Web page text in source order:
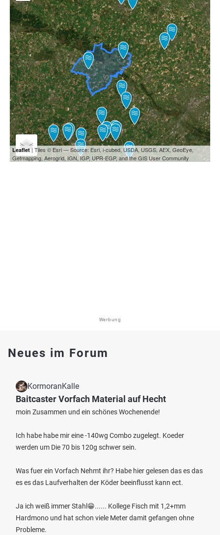
Leaflet| Tiles © Esri — Source: Esri, i-cubed, USDA, USGS, AEX, GeoEye,
Getmapping, Aerogrid, IGN, IGP, UPR-EGP, and the GIS User Community
Werbung
Neues im Forum
KormoranKalle
Baitcaster Vorfach Material auf Hecht
moin Zusammen und ein schönes Wochenende!
Ich habe habe mir eine -140wg Combo zugelegt. Koeder
werden um Die 70 bis 120g schwer sein.
Was fuer ein Vorfach Nehmt ihr? Habe hier gelesen das es das
es es das Laufverhalten der Köder beeinflusst kann ect.
Ja ich weiß immer Stahl😁...... Kollege Fisch mit 1,2+mm
Hardmono und hat schon viele Meter damit gefangen ohne
Probleme.